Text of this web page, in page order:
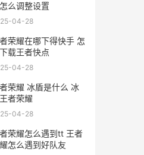
么调整设置
04-28
荣耀在哪下得快手 怎
载王者快点
04-28
荣耀 冰盾是什么 冰
者荣耀
04-28
荣耀怎么遇到tt 王者
怎么遇到好队友